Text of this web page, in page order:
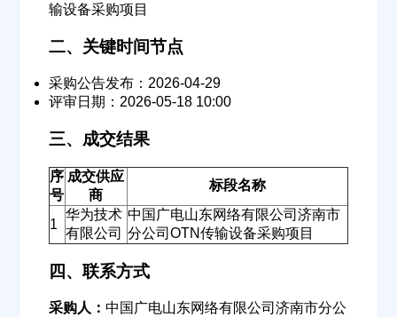
输设备采购项目
二、关键时间节点
采购公告发布：2026-04-29
评审日期：2026-05-18 10:00
三、成交结果
序
号
成交供应
商
标段名称
1
华为技术
有限公司
中国广电山东网络有限公司济南市
分公司OTN传输设备采购项目
四、联系方式
采购人： 中国广电山东网络有限公司济南市分公